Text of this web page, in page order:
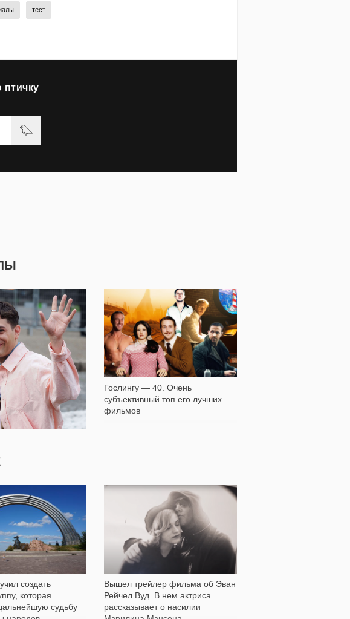
тест
Ксавье Долана —
к лучшему: Очень
рейтинг
Гослингу — 40. Очень
субъективный топ его лучших
фильмов
11 095
создать
которая
судьбу
Вышел трейлер фильма об Эван
Рейчел Вуд. В нем актриса
рассказывает о насилии